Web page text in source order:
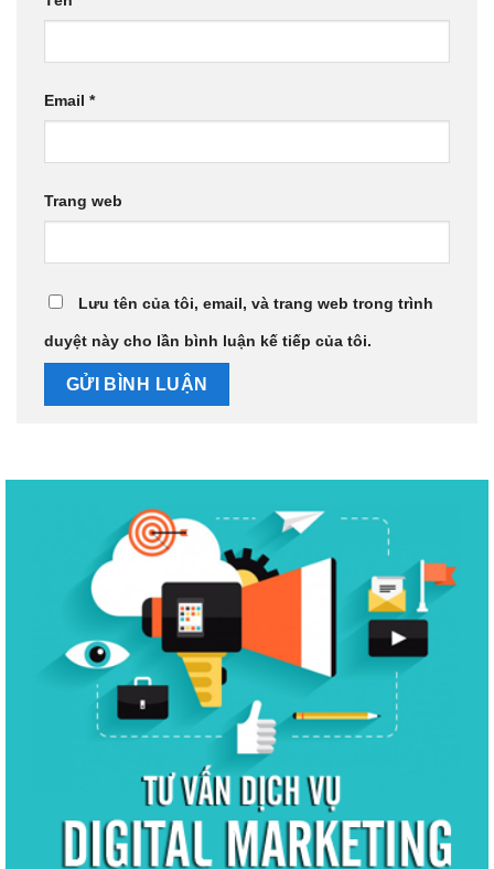
Email *
Trang web
Lưu tên của tôi, email, và trang web trong trình
duyệt này cho lần bình luận kế tiếp của tôi.